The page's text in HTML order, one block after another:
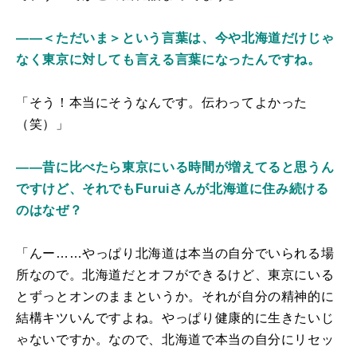
――＜ただいま＞という言葉は、今や北海道だけじゃ
なく東京に対しても言える言葉になったんですね。
「そう！本当にそうなんです。伝わってよかった
（笑）」
――昔に比べたら東京にいる時間が増えてると思うん
ですけど、それでもFuruiさんが北海道に住み続ける
のはなぜ？
「んー……やっぱり北海道は本当の自分でいられる場
所なので。北海道だとオフができるけど、東京にいる
とずっとオンのままというか。それが自分の精神的に
結構キツいんですよね。やっぱり健康的に生きたいじ
ゃないですか。なので、北海道で本当の自分にリセッ